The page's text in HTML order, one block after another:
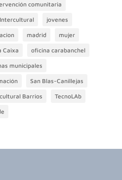
comunitaria
jovenes
madrid mujer
Caixa oficina carabanchel
municipales
San Blas-Canillejas
Barrios TecnoLAb